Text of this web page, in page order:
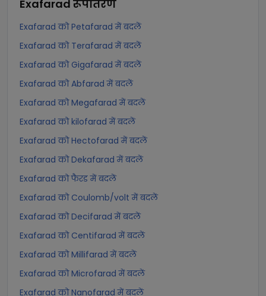
Exafarad रूपांतरण
Exafarad को Petafarad में बदलें
Exafarad को Terafarad में बदलें
Exafarad को Gigafarad में बदलें
Exafarad को Abfarad में बदलें
Exafarad को Megafarad में बदलें
Exafarad को kilofarad में बदलें
Exafarad को Hectofarad में बदलें
Exafarad को Dekafarad में बदलें
Exafarad को फैरड में बदलें
Exafarad को Coulomb/volt में बदलें
Exafarad को Decifarad में बदलें
Exafarad को Centifarad में बदलें
Exafarad को Millifarad में बदलें
Exafarad को Microfarad में बदलें
Exafarad को Nanofarad में बदलें